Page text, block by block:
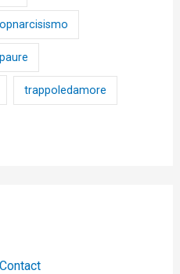
trappoledamore